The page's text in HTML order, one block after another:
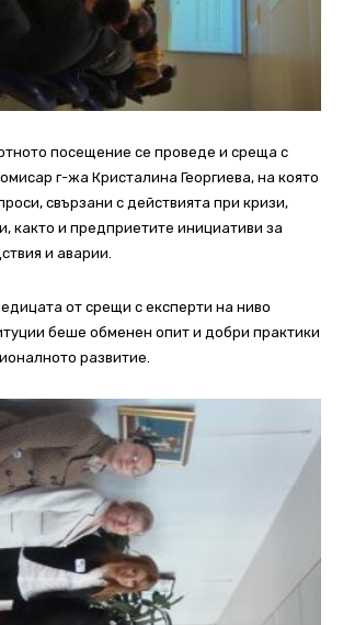
посещение се проведе и среща с
г-жа Кристалина Георгиева, на която
свързани с действията при кризи,
както и предприетите инициативи за
и аварии.
от срещи с експерти на ниво
беше обменен опит и добри практики
развитие.